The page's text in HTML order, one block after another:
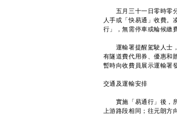
五月三十一日零時零分
人手或「快易通」收費。
行」，無需停車或輪候繳
運輸署提醒駕駛人士，
有隧道費代用券、優惠和
暫時向收費員展示運輸署
交通及運輸安排
實施「易通行」後，所
上游路段相同；往元朗方